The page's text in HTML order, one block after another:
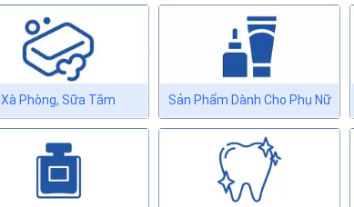
Xà Phòng, Sữa Tắm Sản Phẩm Dành Cho Phụ Nữ